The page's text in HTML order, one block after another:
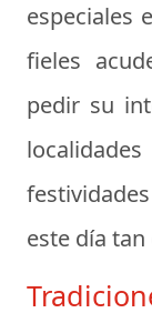
especiales
fieles
pedir su
este día tan